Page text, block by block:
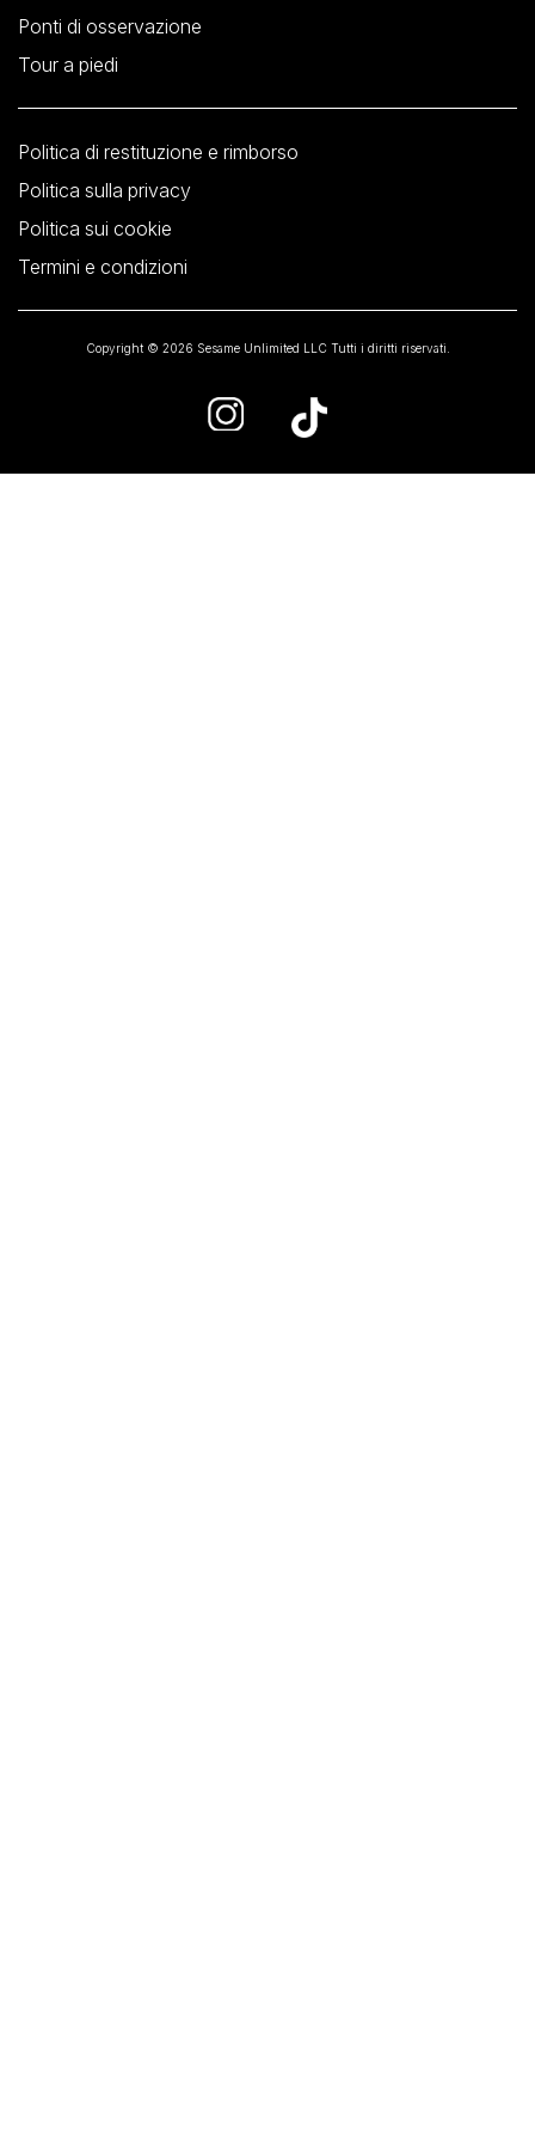
Ponti di osservazione
Tour a piedi
Politica di restituzione e rimborso
Politica sulla privacy
Politica sui cookie
Termini e condizioni
Copyright © 2026 Sesame Unlimited LLC Tutti i diritti riservati.